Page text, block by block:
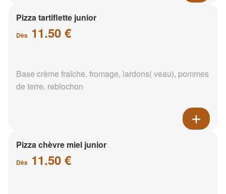
Pizza tartiflette junior
Dès 11.50 €
Base crème fraîche, fromage, lardons( veau), pommes
de terre, reblochon
Pizza chèvre miel junior
Dès 11.50 €